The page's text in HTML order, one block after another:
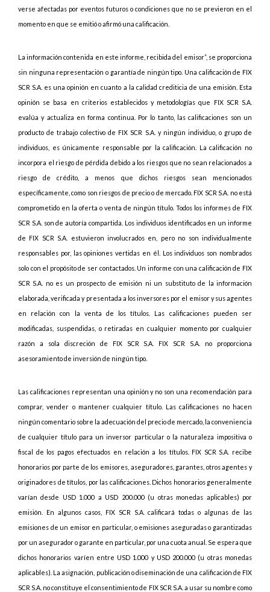
verse afectadas por eventos futuros o condiciones que no se previeron en el
momento en que se emitió o afirmó una calificación.
La información contenida en este informe, recibida del emisor”, se proporciona
sin ninguna representación o garantía de ningún tipo. Una calificación de FIX
SCR S.A. es una opinión en cuanto a la calidad crediticia de una emisión. Esta
opinión se basa en criterios establecidos y metodologías que FIX SCR S.A.
evalúa y actualiza en forma continua. Por lo tanto, las calificaciones son un
producto de trabajo colectivo de FIX SCR S.A. y ningún individuo, o grupo de
individuos, es únicamente responsable por la calificación. La calificación no
incorpora el riesgo de pérdida debido a los riesgos que no sean relacionados a
riesgo de crédito, a menos que dichos riesgos sean mencionados
específicamente, como son riesgos de precio o de mercado. FIX SCR S.A. no está
comprometido en la oferta o venta de ningún título. Todos los informes de FIX
SCR S.A. son de autoría compartida. Los individuos identificados en un informe
de FIX SCR S.A. estuvieron involucrados en, pero no son individualmente
responsables por, las opiniones vertidas en él. Los individuos son nombrados
solo con el propósito de ser contactados. Un informe con una calificación de FIX
SCR S.A. no es un prospecto de emisión ni un substituto de la información
elaborada, verificada y presentada a los inversores por el emisor y sus agentes
en relación con la venta de los títulos. Las calificaciones pueden ser
modificadas, suspendidas, o retiradas en cualquier momento por cualquier
razón a sola discreción de FIX SCR S.A. FIX SCR S.A. no proporciona
asesoramiento de inversión de ningún tipo.
Las calificaciones representan una opinión y no son una recomendación para
comprar, vender o mantener cualquier título. Las calificaciones no hacen
ningún comentario sobre la adecuación del precio de mercado, la conveniencia
de cualquier título para un inversor particular o la naturaleza impositiva o
fiscal de los pagos efectuados en relación a los títulos. FIX SCR S.A. recibe
honorarios por parte de los emisores, aseguradores, garantes, otros agentes y
originadores de títulos, por las calificaciones. Dichos honorarios generalmente
varían desde USD 1.000 a USD 200.000 (u otras monedas aplicables) por
emisión. En algunos casos, FIX SCR S.A. calificará todas o algunas de las
emisiones de un emisor en particular, o emisiones aseguradas o garantizadas
por un asegurador o garante en particular, por una cuota anual. Se espera que
dichos honorarios varíen entre USD 1.000 y USD 200.000 (u otras monedas
aplicables). La asignación, publicación o diseminación de una calificación de FIX
SCR S.A. no constituye el consentimiento de FIX SCR S.A. a usar su nombre como